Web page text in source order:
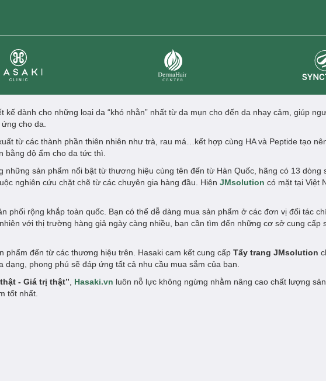
kế dành cho những loại da “khó nhằn” nhất từ da mụn cho đến da nhạy cảm, giúp
cho da.
từ các thành phần thiên nhiên như trà, rau má…kết hợp cùng HA và Peptide tạo
bằng độ ẩm cho da tức thì.
những sản phẩm nổi bật từ thương hiệu cùng tên đến từ Hàn Quốc, hãng có 13 dòng
nghiên cứu chặt chẽ từ các chuyên gia hàng đầu. Hiện JMsolution có mặt tại Việt
phối rộng khắp toàn quốc. Bạn có thể dễ dàng mua sản phẩm ở các đơn vị đối tác
với thị trường hàng giả ngày càng nhiều, bạn cần tìm đến những cơ sở cung cấp
phẩm đến từ các thương hiệu trên. Hasaki cam kết cung cấp Tẩy trang JMsolution
dạng, phong phú sẽ đáp ứng tất cả nhu cầu mua sắm của bạn.
- Giá trị thật” Hasaki.vn luôn nỗ lực không ngừng nhằm nâng cao chất lượng
tốt nhất.